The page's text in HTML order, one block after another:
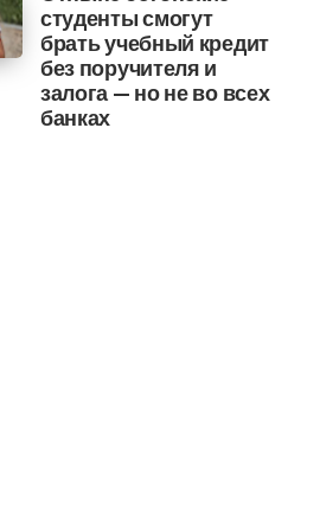
студенты смогут
брать учебный кредит
без поручителя и
залога — но не во всех
банках